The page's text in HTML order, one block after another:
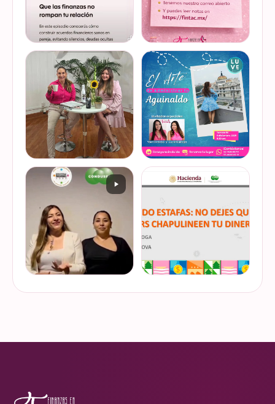
@lucyquiroga tuvo la
oportunidad de conversar
con la gran Ilana Sod, en el
#podcast Consejo Capital
de @scotiabankmx Gracias
por la invitac…
VER EN
INSTAGRAM
Prometemos que no
desaparecimos… solo
estamos reorganizando
todo (y esperando a que el
diseñador vuelva del retiro
😅). No estamos publicand…
VER EN
INSTAGRAM
De cuando te toca ser la
entrevistada. Un placer
platicar con Esther Luiselli
de tus finanzas en la serie
de "Mu…
VER EN
INSTAGRAM
mejor forma de gestionar
ese dinero extra de fin de
ahorro o aguinaldo, es un
dinero…
VER EN
INSTAGRAM
de la Semana Nacional de
que los hackers